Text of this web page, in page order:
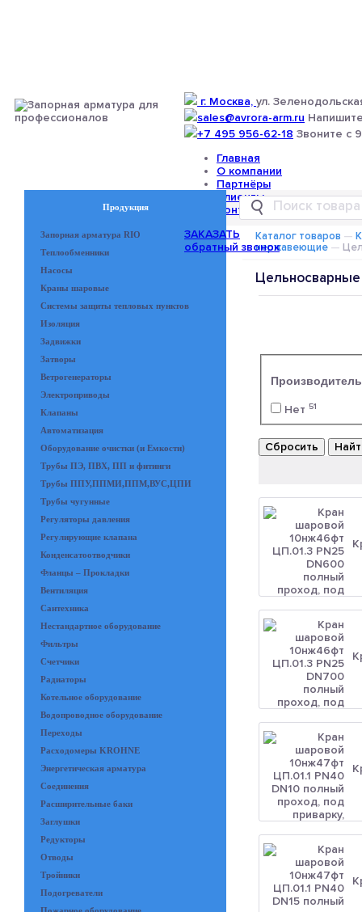
г. Москва, ул.
sales@avrora-arm.ru
+7 495 956-62-18 Звоните с
Главная
О компании
Партнёры
Клиенты
Контакты
ЗАКАЗАТЬ
обратный звонок
Продукция
Запорная арматура RIO
Теплообменники
Насосы
Краны шаровые
Системы защиты тепловых пунктов
Изоляция
Задвижки
Затворы
Ветрогенераторы
Электроприводы
Клапаны
Автоматизация
Оборудование очистки (и Емкости)
Трубы ПЭ, ПВХ, ПП и фитинги
Трубы ППУ,ППМИ,ППМ,ВУС,ЦПИ
Трубы чугунные
Регуляторы давления
Регулирующие клапана
Конденсатоотводчики
Фланцы – Прокладки
Вентиляция
Сантехника
Нестандартное оборудование
Фильтры
Счетчики
Радиаторы
Котельное оборудование
Водопроводное оборудование
Переходы
Расходомеры KROHNE
Энергетическая арматура
Соединения
Расширительные баки
Заглушки
Редукторы
Отводы
Тройники
Подогреватели
Каталог товаров —
нержавеющие —
Производитель
Нет 51
Сбросить